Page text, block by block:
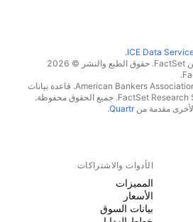
ICE Data
.
حدد البيانات المرجعية المقدمة من FactSet. حقوق الطبع والنشر © 2026
حقوق الطبع والنشر © 2026، American Bankers Association. قاعدة بيانات
Quartr
.
الأدوات والاشتراكات
المميزات
الأسعار
بيانات السوق